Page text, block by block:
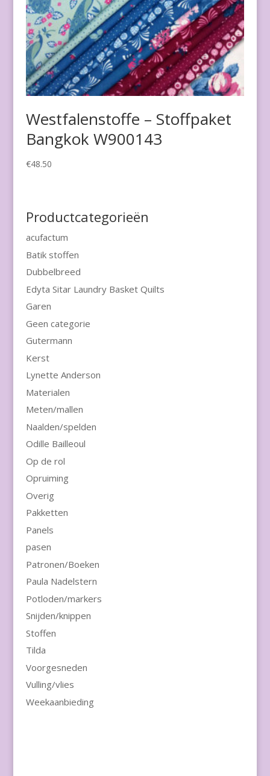
Westfalenstoffe – Stoffpaket
Bangkok W900143
€48.50
Productcategorieën
acufactum
Batik stoffen
Dubbelbreed
Edyta Sitar Laundry Basket Quilts
Garen
Geen categorie
Gutermann
Kerst
Lynette Anderson
Materialen
Meten/mallen
Naalden/spelden
Odille Bailleoul
Op de rol
Opruiming
Overig
Pakketten
Panels
pasen
Patronen/Boeken
Paula Nadelstern
Potloden/markers
Snijden/knippen
Stoffen
Tilda
Voorgesneden
Vulling/vlies
Weekaanbieding